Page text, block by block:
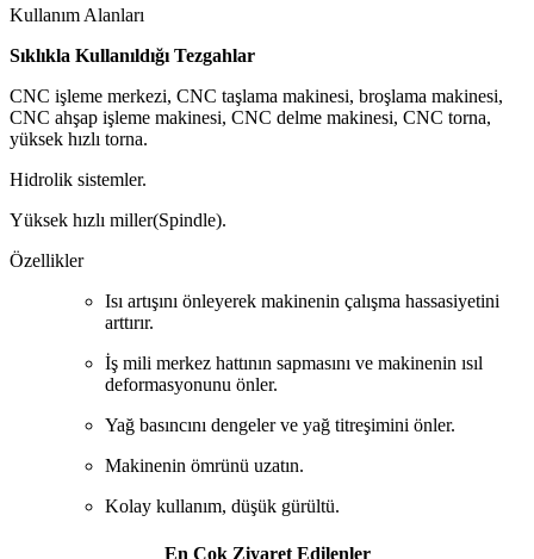
Kullanım Alanları
Sıklıkla Kullanıldığı Tezgahlar
CNC işleme merkezi, CNC taşlama makinesi, broşlama makinesi,
CNC ahşap işleme makinesi, CNC delme makinesi, CNC torna,
yüksek hızlı torna.
Hidrolik sistemler.
Yüksek hızlı miller(Spindle).
Özellikler
Isı artışını önleyerek makinenin çalışma hassasiyetini
arttırır.
İş mili merkez hattının sapmasını ve makinenin ısıl
deformasyonunu önler.
Yağ basıncını dengeler ve yağ titreşimini önler.
Makinenin ömrünü uzatın.
Kolay kullanım, düşük gürültü.
En Çok Ziyaret Edilenler